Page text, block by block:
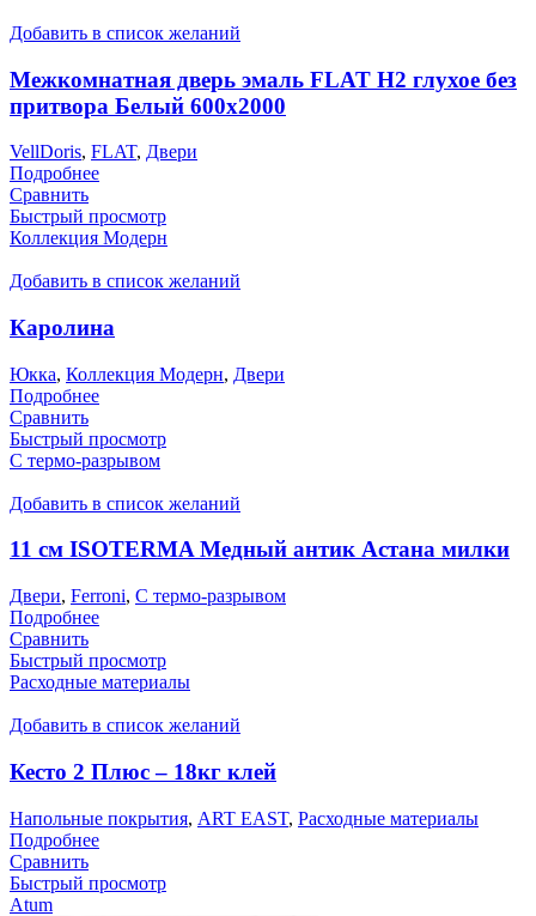
Добавить в список желаний
Межкомнатная дверь эмаль FLAT H2 глухое без
притвора Белый 600х2000
VellDoris, FLAT, Двери
Подробнее
Сравнить
Быстрый просмотр
Коллекция Модерн
Добавить в список желаний
Каролина
Юкка, Коллекция Модерн, Двери
Подробнее
Сравнить
Быстрый просмотр
С термо-разрывом
Добавить в список желаний
11 см ISOTERMA Медный антик Астана милки
Двери, Ferroni, С термо-разрывом
Подробнее
Сравнить
Быстрый просмотр
Расходные материалы
Добавить в список желаний
Кесто 2 Плюс – 18кг клей
Напольные покрытия, ART EAST, Расходные материалы
Подробнее
Сравнить
Быстрый просмотр
Atum